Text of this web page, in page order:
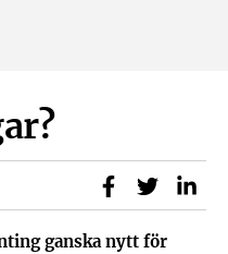
Dela påDela på
ganska nytt för